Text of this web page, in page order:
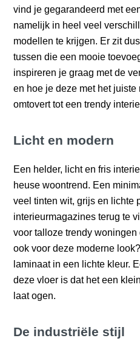
vind je gegarandeerd met
namelijk in heel veel
modellen te krijgen. Er zit
tussen die een mooie
inspireren je graag met de
en hoe je deze met het
omtovert tot een trendy
Licht en modern
Een helder, licht en fris
heuse woontrend. Een
veel tinten wit, grijs en lichte
interieurmagazines terug te
voor talloze trendy
ook voor deze moderne
laminaat in een lichte kleur.
deze vloer is dat het een
laat ogen.
De industriële stijl